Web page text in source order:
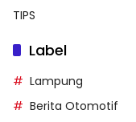
TIPS
Label
Lampung
Berita Otomotif